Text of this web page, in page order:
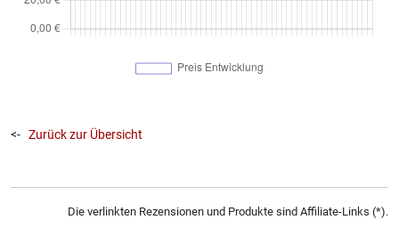
<- Zurück zur Übersicht
Die verlinkten Rezensionen und Produkte sind Affiliate-Links (*).